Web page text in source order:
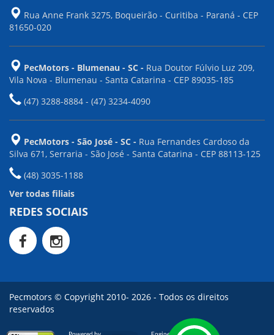
Rua Anne Frank 3275, Boqueirão - Curitiba - Paraná - CEP
81650-020
PecMotors - Blumenau - SC - Rua Doutor Fúlvio Luz 209,
Vila Nova - Blumenau - Santa Catarina - CEP 89035-185
(47) 3288-8884 - (47) 3234-4090
PecMotors - São José - SC - Rua Fernandes Cardoso da
Silva 671, Serraria - São José - Santa Catarina - CEP 88113-125
(48) 3035-1188
Ver todas filiais
REDES SOCIAIS
Pecmotors © Copyright 2010- 2026 - Todos os direitos
reservados